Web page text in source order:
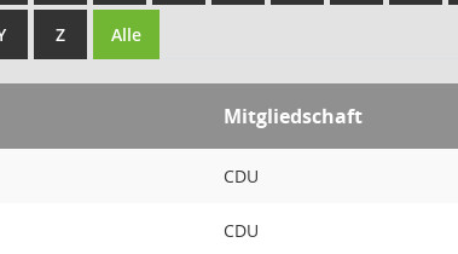
Z Alle
Mitgliedschaft
CDU
CDU